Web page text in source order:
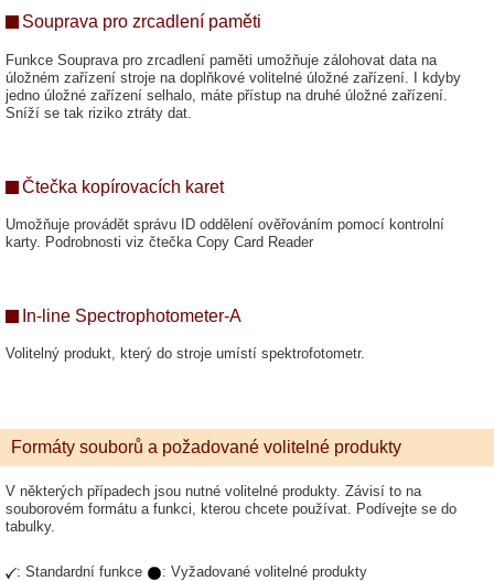
Souprava pro zrcadlení paměti
Funkce Souprava pro zrcadlení paměti umožňuje zálohovat data na
úložném zařízení stroje na doplňkové volitelné úložné zařízení. I kdyby
jedno úložné zařízení selhalo, máte přístup na druhé úložné zařízení.
Sníží se tak riziko ztráty dat.
Čtečka kopírovacích karet
Umožňuje provádět správu ID oddělení ověřováním pomocí kontrolní
karty. Podrobnosti viz čtečka Copy Card Reader
In-line Spectrophotometer-A
Volitelný produkt, který do stroje umístí spektrofotometr.
Formáty souborů a požadované volitelné produkty
V některých případech jsou nutné volitelné produkty. Závisí to na
souborovém formátu a funkci, kterou chcete používat. Podívejte se do
tabulky.
: Standardní funkce : Vyžadované volitelné produkty